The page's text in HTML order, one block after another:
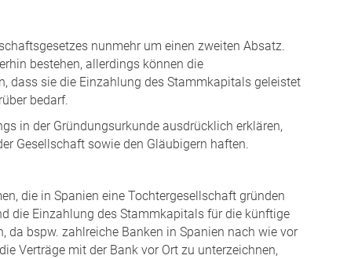
nunmehr um einen zweiten Absatz.
bestehen, allerdings können die
dass sie die Einzahlung des Stammkapitals geleistet
bedarf.
in der Gründungsurkunde ausdrücklich erklären,
Gesellschaft sowie den Gläubigern haften.
die in Spanien eine Tochtergesellschaft gründen
die Einzahlung des Stammkapitals für die künftige
bspw. zahlreiche Banken in Spanien nach wie vor
Verträge mit der Bank vor Ort zu unterzeichnen,